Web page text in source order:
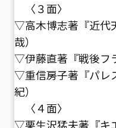
〈３面〉
▽高木博志著『近代
哉）
▽伊藤直著『戦後フ
▽重信房子著『パレ
紀）
〈４面〉
▽栗生沢猛夫著『キ